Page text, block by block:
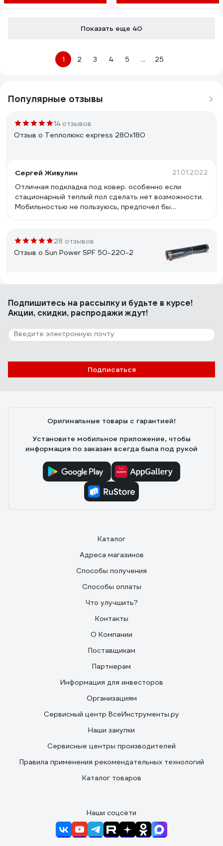
Показать еще 40
1 2 3 4 5 ... 25
Популярные отзывы
14 отзывов
Отзыв о Теплолюкс express 280х180
Сергей Живулин 21.01.2022
Отличная подкладка под ковер. особенно если
стационарный теплый пол сделать нет возможности.
Мобильностью не пользуюсь, предпочел бы
Небольшое энергопотребление в 500 ватт. в пике с
моим ковром разогревается до 32-35 градусов.
28 отзывов
Отзыв о Sun Power SPF 50-220-2
Цена хорошая, неприхотливость при установке
3 отзыва
Подпишитесь на рассылкуи будьте в курсе!
Акции, скидки, распродажи ждут!
Подписаться
Оригинальные товары с гарантией!
Установите мобильное приложение, чтобы
информация по заказам всегда была под рукой
Каталог
Адреса магазинов
Способы получения
Способы оплаты
Что улучшить?
Контакты
О Компании
Поставщикам
Партнерам
Информация для инвесторов
Организациям
Сервисный центр ВсеИнструменты.ру
Наши закупки
Сервисные центры производителей
Правила применения рекомендательных технологий
Каталог товаров
Наши соцсети